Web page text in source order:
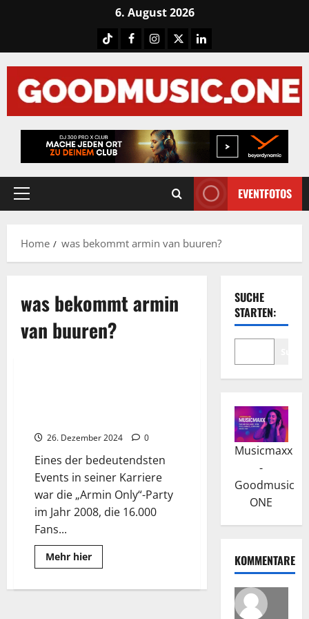
6. August 2026
TiktokFacebook
Instagram
X LinkedIN
Primary
EVENTFOTOS
Home was bekommt armin van buuren?
was bekommt armin
van buuren?
26. Dezember 2024 0
Eines der bedeutendsten
Events in seiner Karriere
war die „Armin Only“-Party
im Jahr 2008, die 16.000
Fans...
Mehr hierRead
more
van
SUCHE
STARTEN:
Musicmaxx
-
Goodmusic
ONE
KOMMENTARE